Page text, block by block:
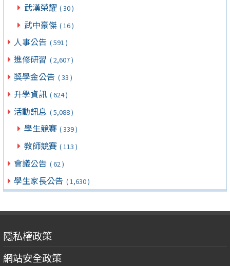
武漢榮耀 ( 30 )
武中豪傑 ( 16 )
人事公告 ( 591 )
進修研習 ( 2,607 )
獎學金公告 ( 33 )
升學資訊 ( 624 )
活動訊息 ( 5,088 )
學生競賽 ( 339 )
教師競賽 ( 113 )
會議公告 ( 62 )
學生家長公告 ( 1,630 )
隱私權政策
網站安全政策